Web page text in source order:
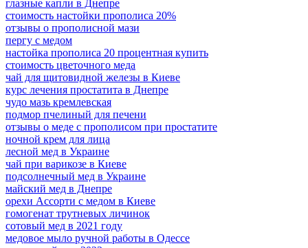
глазные капли в Днепре
стоимость настойки прополиса 20%
отзывы о прополисной мази
пергу с медом
настойка прополиса 20 процентная купить
стоимость цветочного меда
чай для щитовидной железы в Киеве
курс лечения простатита в Днепре
чудо мазь кремлевская
подмор пчелиный для печени
отзывы о меде с прополисом при простатите
ночной крем для лица
лесной мед в Украине
чай при варикозе в Киеве
подсолнечный мед в Украине
майский мед в Днепре
орехи Ассорти с медом в Киеве
гомогенат трутневых личинок
сотовый мед в 2021 году
медовое мыло ручной работы в Одессе